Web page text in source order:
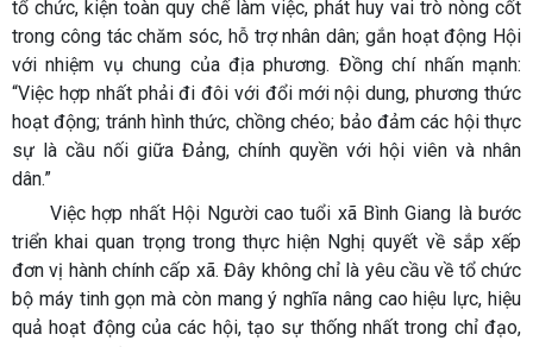
tổ chức, kiện toàn quy chế làm việc, phát huy vai trò nòng cốt
trong công tác chăm sóc, hỗ trợ nhân dân; gắn hoạt động Hội
với nhiệm vụ chung của địa phương. Đồng chí nhấn mạnh:
“Việc hợp nhất phải đi đôi với đổi mới nội dung, phương thức
hoạt động; tránh hình thức, chồng chéo; bảo đảm các hội thực
sự là cầu nối giữa Đảng, chính quyền với hội viên và nhân
dân.”
Việc hợp nhất Hội Người cao tuổi xã Bình Giang là bước
triển khai quan trọng trong thực hiện Nghị quyết về sắp xếp
đơn vị hành chính cấp xã. Đây không chỉ là yêu cầu về tổ chức
bộ máy tinh gọn mà còn mang ý nghĩa nâng cao hiệu lực, hiệu
quả hoạt động của các hội, tạo sự thống nhất trong chỉ đạo,